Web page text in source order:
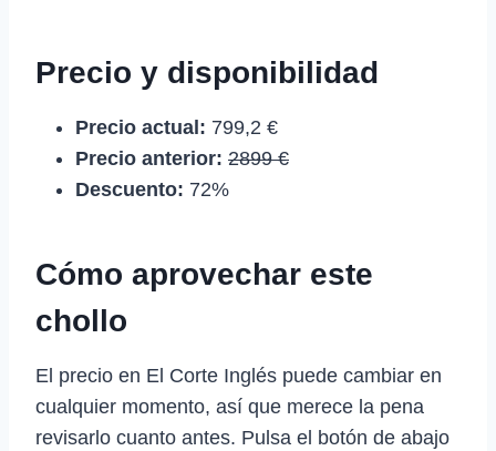
Precio y disponibilidad
Precio actual: 799,2 €
Precio anterior: 2899 €
Descuento: 72%
Cómo aprovechar este
chollo
El precio en El Corte Inglés puede cambiar en
cualquier momento, así que merece la pena
revisarlo cuanto antes. Pulsa el botón de abajo